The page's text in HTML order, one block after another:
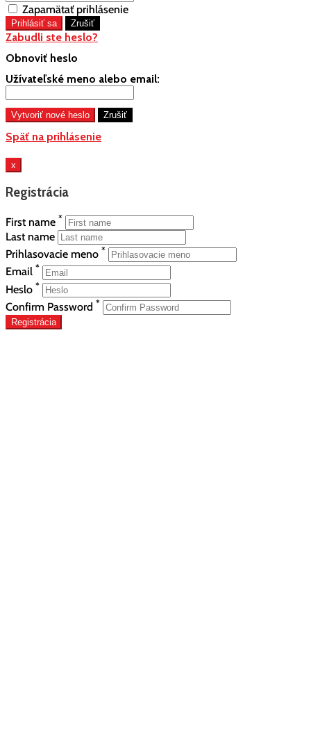
Zapamätať prihlásenie
Zabudli ste heslo?
Obnoviť heslo
Užívateľské meno alebo email:
Späť na prihlásenie
x
Registrácia
First name *
Last name
Prihlasovacie meno *
Email *
Heslo *
Confirm Password *
Registrácia